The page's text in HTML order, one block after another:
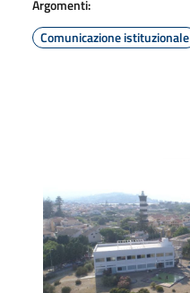
Argomenti:
Comunicazione istituzionale